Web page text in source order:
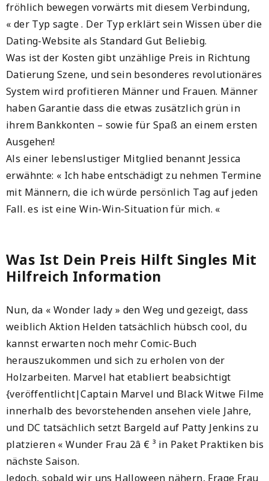
fröhlich bewegen vorwärts mit diesem Verbindung,
« der Typ sagte . Der Typ erklärt sein Wissen über die
Dating-Website als Standard Gut Beliebig.
Was ist der Kosten gibt unzählige Preis in Richtung
Datierung Szene, und sein besonderes revolutionäres
System wird profitieren Männer und Frauen. Männer
haben Garantie dass die etwas zusätzlich grün in
ihrem Bankkonten – sowie für Spaß an einem ersten
Ausgehen!
Als einer lebenslustiger Mitglied benannt Jessica
erwähnte: « Ich habe entschädigt zu nehmen Termine
mit Männern, die ich würde persönlich Tag auf jeden
Fall. es ist eine Win-Win-Situation für mich. «
Was Ist Dein Preis Hilft Singles Mit
Hilfreich Information
Nun, da « Wonder lady » den Weg und gezeigt, dass
weiblich Aktion Helden tatsächlich hübsch cool, du
kannst erwarten noch mehr Comic-Buch
herauszukommen und sich zu erholen von der
Holzarbeiten. Marvel hat etabliert beabsichtigt
{veröffentlicht|Captain Marvel und Black Witwe Filme
innerhalb des bevorstehenden ansehen viele Jahre,
und DC tatsächlich setzt Bargeld auf Patty Jenkins zu
platzieren « Wunder Frau 2â € ³ in Paket Praktiken bis
nächste Saison.
Jedoch, sobald wir uns Halloween nähern, Frage Frau